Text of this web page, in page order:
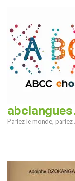
contenu
(Pressez
Entrée)
Parlez le monde, parlez